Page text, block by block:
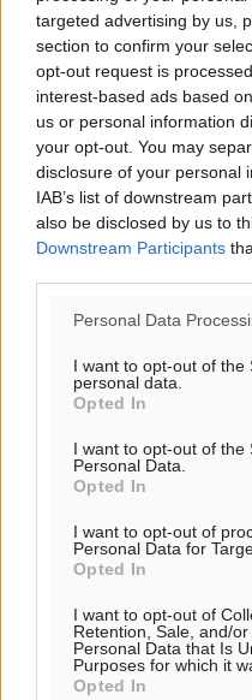
targeted advertising by us,
section to confirm your
opt-out request is
interest-based ads based
us or personal information
your opt-out. You may
disclosure of your personal
IAB’s list of downstream
also be disclosed by us to
Downstream Participants
Personal Data
I want to opt-out of the
personal data.
Opted In
I want to opt-out of the
Personal Data.
Opted In
I want to opt-out of
Personal Data for
Opted In
I want to opt-out of
Retention, Sale, and/
Personal Data that Is
Purposes for which it
Opted In